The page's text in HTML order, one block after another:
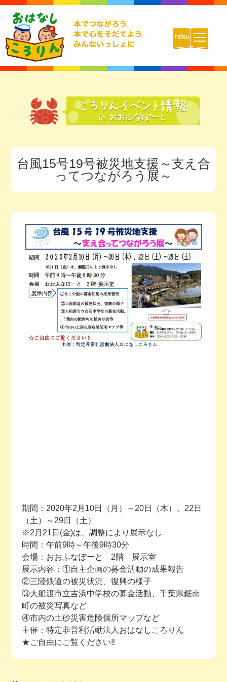
おはなしころりんとは
チームの紹介
活動報告ブログ
今月の予定
活動場所のご案内
ファンクラブのご案内
お問い合わせ
台風15号19号被災地支援～支え合
ってつながろう展～
期間：2020年2月10日（月）～20日（木）、22日
（土）～29日（土）
※2月21日(金)は、調整により展示なし
時間：午前9時～午後9時30分
会場：おおふなぽーと 2階 展示室
展示内容：①自主企画の募金活動の成果報告
②三陸鉄道の被災状況、復興の様子
③大船渡市立吉浜中学校の募金活動、千葉県鋸南
町の被災写真など
④市内の土砂災害危険個所マップなど
主催：特定非営利活動法人おはなしころりん
★ご自由にご覧ください‼